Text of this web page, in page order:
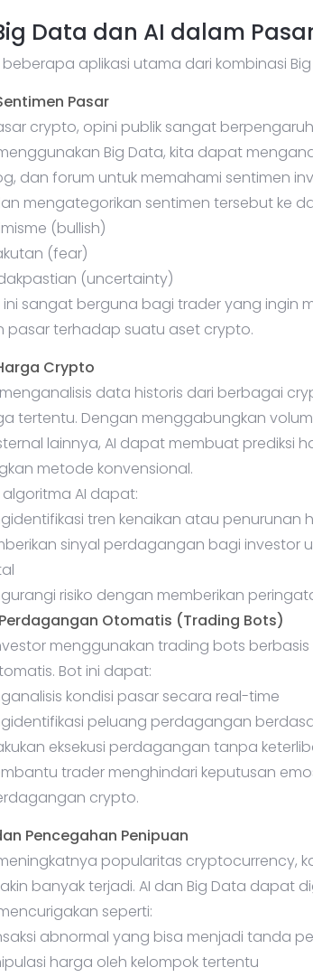
Data dan AI dalam
aplikasi utama dari kombinasi
Pasar
crypto, opini publik sangat
Big Data, kita dapat
dan forum untuk memahami sentimen
mengategorikan sentimen tersebut ke
(bullish)
(fear)
(uncertainty)
ini sangat berguna bagi trader yang ingin
pasar terhadap suatu aset crypto.
Crypto
data historis dari berbagai
tertentu. Dengan menggabungkan
lainnya, AI dapat membuat prediksi
metode konvensional.
algoritma AI dapat:
tren kenaikan atau penurunan
sinyal perdagangan bagi investor
risiko dengan memberikan
Otomatis (Trading Bots)
menggunakan trading bots
Bot ini dapat:
kondisi pasar secara real-time
peluang perdagangan
eksekusi perdagangan tanpa
trader menghindari keputusan
crypto.
Pencegahan Penipuan
popularitas cryptocurrency,
banyak terjadi. AI dan Big Data dapat
seperti:
abnormal yang bisa menjadi tanda
harga oleh kelompok tertentu